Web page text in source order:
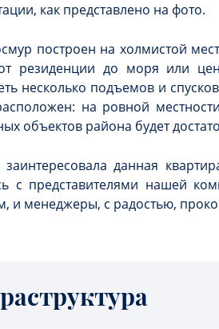
как представлено на фото.
построен на холмистой
резиденции до моря или
несколько подъемов и
на ровной
объектов района будет
заинтересовала данная
с представителями нашей
и менеджеры, с радостью,